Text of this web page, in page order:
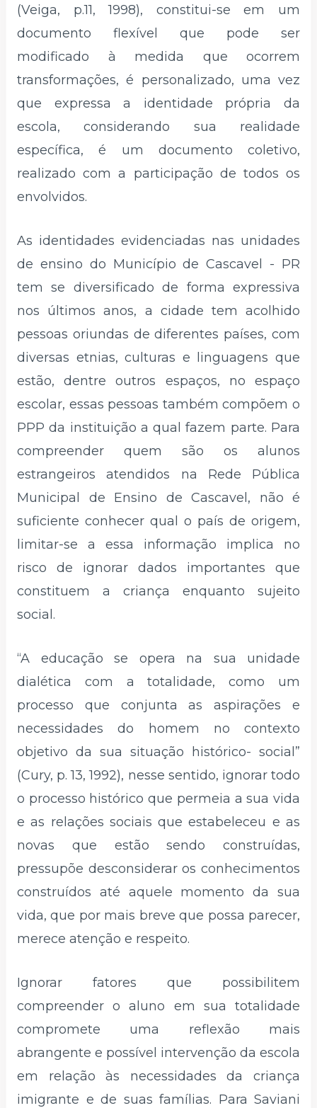
(Veiga, p.11, 1998), constitui-se em um
documento flexível que pode ser
modificado à medida que ocorrem
transformações, é personalizado, uma vez
que expressa a identidade própria da
escola, considerando sua realidade
específica, é um documento coletivo,
realizado com a participação de todos os
envolvidos.
As identidades evidenciadas nas unidades
de ensino do Município de Cascavel - PR
tem se diversificado de forma expressiva
nos últimos anos, a cidade tem acolhido
pessoas oriundas de diferentes países, com
diversas etnias, culturas e linguagens que
estão, dentre outros espaços, no espaço
escolar, essas pessoas também compõem o
PPP da instituição a qual fazem parte. Para
compreender quem são os alunos
estrangeiros atendidos na Rede Pública
Municipal de Ensino de Cascavel, não é
suficiente conhecer qual o país de origem,
limitar-se a essa informação implica no
risco de ignorar dados importantes que
constituem a criança enquanto sujeito
social.
“A educação se opera na sua unidade
dialética com a totalidade, como um
processo que conjunta as aspirações e
necessidades do homem no contexto
objetivo da sua situação histórico- social”
(Cury, p. 13, 1992), nesse sentido, ignorar todo
o processo histórico que permeia a sua vida
e as relações sociais que estabeleceu e as
novas que estão sendo construídas,
pressupõe desconsiderar os conhecimentos
construídos até aquele momento da sua
vida, que por mais breve que possa parecer,
merece atenção e respeito.
Ignorar fatores que possibilitem
compreender o aluno em sua totalidade
compromete uma reflexão mais
abrangente e possível intervenção da escola
em relação às necessidades da criança
imigrante e de suas famílias. Para Saviani